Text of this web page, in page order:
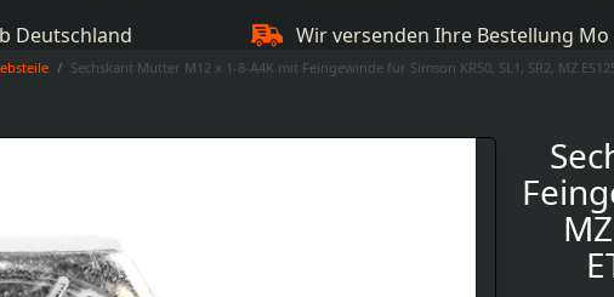
Deutschland Wir versenden Ihre Bestellung
Sechskant Mutter M12 x 1-8-A4K mit Feingewinde für Simson KR50, SL1, SR2, MZ ES125,